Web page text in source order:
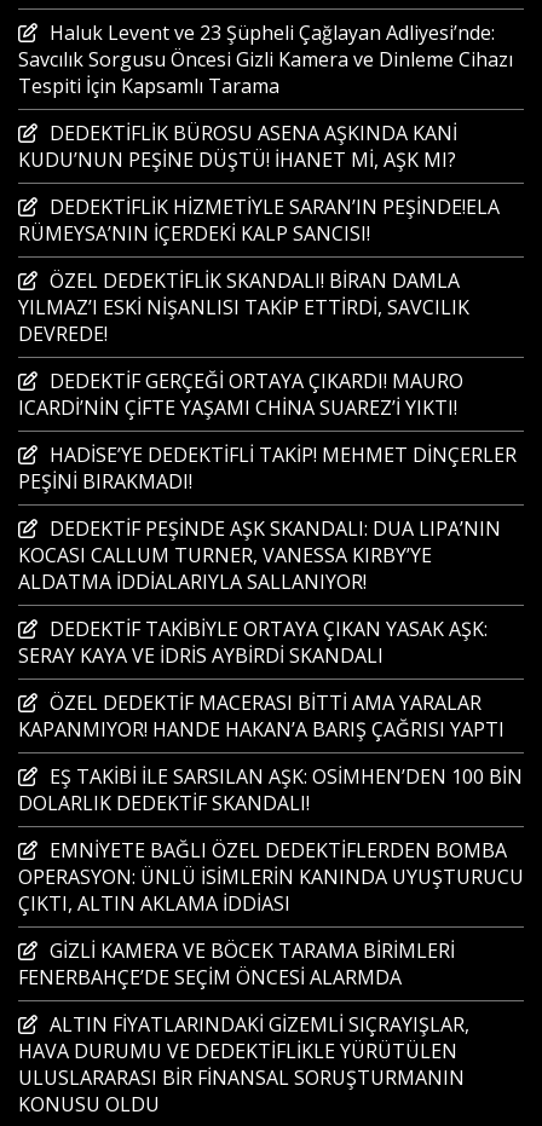
Haluk Levent ve 23 Şüpheli Çağlayan Adliyesi’nde:
Savcılık Sorgusu Öncesi Gizli Kamera ve Dinleme Cihazı
Tespiti İçin Kapsamlı Tarama
DEDEKTİFLİK BÜROSU ASENA AŞKINDA KANİ
KUDU’NUN PEŞİNE DÜŞTÜ! İHANET Mİ, AŞK MI?
DEDEKTİFLİK HİZMETİYLE SARAN’IN PEŞİNDE!ELA
RÜMEYSA’NIN İÇERDEKİ KALP SANCISI!
ÖZEL DEDEKTİFLİK SKANDALI! BİRAN DAMLA
YILMAZ’I ESKİ NİŞANLISI TAKİP ETTİRDİ, SAVCILIK
DEVREDE!
DEDEKTİF GERÇEĞİ ORTAYA ÇIKARDI! MAURO
ICARDİ’NİN ÇİFTE YAŞAMI CHİNA SUAREZ’İ YIKTI!
HADİSE’YE DEDEKTİFLİ TAKİP! MEHMET DİNÇERLER
PEŞİNİ BIRAKMADI!
DEDEKTİF PEŞİNDE AŞK SKANDALI: DUA LIPA’NIN
KOCASI CALLUM TURNER, VANESSA KIRBY’YE
ALDATMA İDDİALARIYLA SALLANIYOR!
DEDEKTİF TAKİBİYLE ORTAYA ÇIKAN YASAK AŞK:
SERAY KAYA VE İDRİS AYBİRDİ SKANDALI
ÖZEL DEDEKTİF MACERASI BİTTİ AMA YARALAR
KAPANMIYOR! HANDE HAKAN’A BARIŞ ÇAĞRISI YAPTI
EŞ TAKİBİ İLE SARSILAN AŞK: OSİMHEN’DEN 100 BİN
DOLARLIK DEDEKTİF SKANDALI!
EMNİYETE BAĞLI ÖZEL DEDEKTİFLERDEN BOMBA
OPERASYON: ÜNLÜ İSİMLERİN KANINDA UYUŞTURUCU
ÇIKTI, ALTIN AKLAMA İDDİASI
GİZLİ KAMERA VE BÖCEK TARAMA BİRİMLERİ
FENERBAHÇE’DE SEÇİM ÖNCESİ ALARMDA
ALTIN FİYATLARINDAKİ GİZEMLİ SIÇRAYIŞLAR,
HAVA DURUMU VE DEDEKTİFLİKLE YÜRÜTÜLEN
ULUSLARARASI BİR FİNANSAL SORUŞTURMANIN
KONUSU OLDU